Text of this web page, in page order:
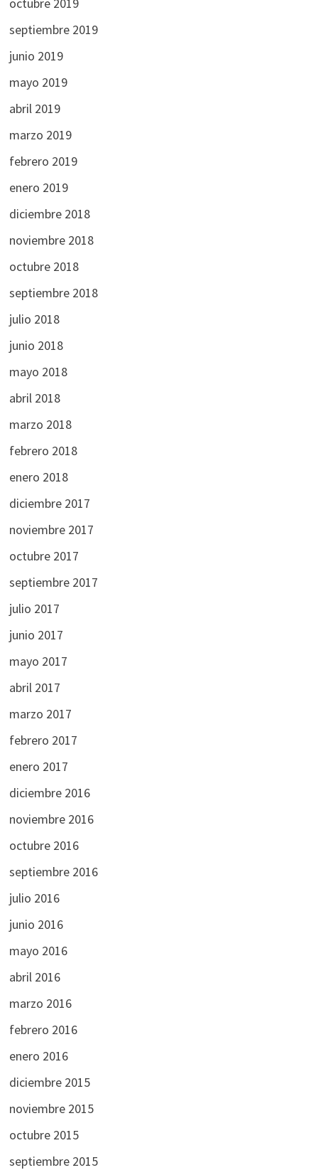
septiembre 2019
junio 2019
mayo 2019
abril 2019
marzo 2019
febrero 2019
enero 2019
diciembre 2018
noviembre 2018
octubre 2018
septiembre 2018
julio 2018
junio 2018
mayo 2018
abril 2018
marzo 2018
febrero 2018
enero 2018
diciembre 2017
noviembre 2017
octubre 2017
septiembre 2017
julio 2017
junio 2017
mayo 2017
abril 2017
marzo 2017
febrero 2017
enero 2017
diciembre 2016
noviembre 2016
octubre 2016
septiembre 2016
julio 2016
junio 2016
mayo 2016
abril 2016
marzo 2016
febrero 2016
enero 2016
diciembre 2015
noviembre 2015
octubre 2015
septiembre 2015